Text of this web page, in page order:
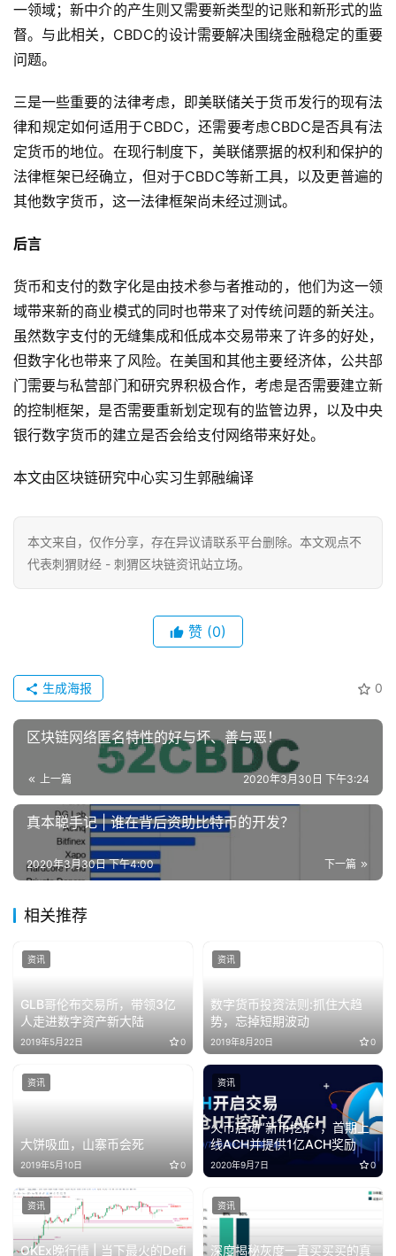
一领域；新中介的产生则又需要新类型的记账和新形式的监
督。与此相关，CBDC的设计需要解决围绕金融稳定的重要
问题。
三是一些重要的法律考虑，即美联储关于货币发行的现有法
律和规定如何适用于CBDC，还需要考虑CBDC是否具有法
定货币的地位。在现行制度下，美联储票据的权利和保护的
法律框架已经确立，但对于CBDC等新工具，以及更普遍的
其他数字货币，这一法律框架尚未经过测试。
后言
货币和支付的数字化是由技术参与者推动的，他们为这一领
域带来新的商业模式的同时也带来了对传统问题的新关注。
虽然数字支付的无缝集成和低成本交易带来了许多的好处，
但数字化也带来了风险。在美国和其他主要经济体，公共部
门需要与私营部门和研究界积极合作，考虑是否需要建立新
的控制框架，是否需要重新划定现有的监管边界，以及中央
银行数字货币的建立是否会给支付网络带来好处。
本文由区块链研究中心实习生郭融编译
本文来自 ，仅作分享，存在异议请联系平台删除。本文观点不
代表刺猬财经 - 刺猬区块链资讯站立场。
赞 (0)
0
生成海报
区块链网络匿名特性的好与坏、善与恶！
上一篇 2020年3月30日 下午3:24
真本聪手记 | 谁在背后资助比特币的开发？
下一篇
2020年3月30日 下午4:00
相关推荐
GLB哥伦布交易所，带领3亿
人走进数字资产新大陆
2019年5月22日 0
资讯
数字货币投资法则:抓住大趋
势，忘掉短期波动
2019年8月20日 0
资讯
大饼吸血，山寨币会死
2019年5月10日 0
资讯
火币启动“新币挖矿”，首期上
线ACH并提供1亿ACH奖励
2020年9月7日 0
资讯
OKEx晚行情 | 当下最火的Defi
资讯
深度揭秘灰度一直买买买的真
资讯